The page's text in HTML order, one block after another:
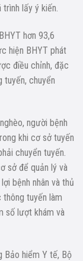
lấy ý kiến.
hơn 93,6
hiện BHYT phát
điều chỉnh, đặc
tuyến, chuyển
người bệnh
khi cơ sở tuyến
chuyển tuyến.
sở để quản lý và
bệnh nhân và thủ
tuyến làm
số lượt khám và
Bảo hiểm Y tế, Bộ